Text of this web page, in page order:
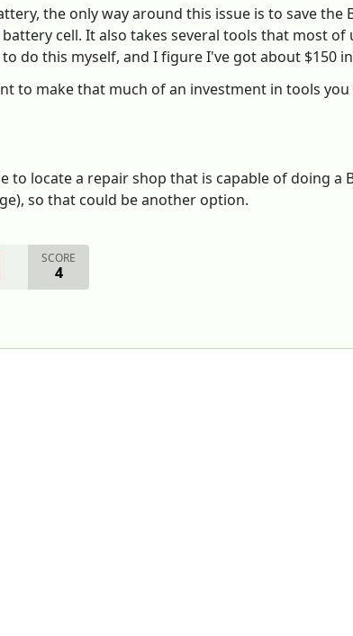
the only way around this issue is to save
cell. It also takes several tools that most
do this myself, and I figure I've got about $150
to make that much of an investment in tools
to locate a repair shop that is capable of doing
so that could be another option.
SCORE
4